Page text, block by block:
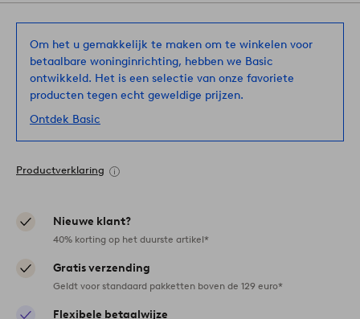
Om het u gemakkelijk te maken om te winkelen voor
betaalbare woninginrichting, hebben we Basic
ontwikkeld. Het is een selectie van onze favoriete
producten tegen echt geweldige prijzen.
Ontdek Basic
Productverklaring
Nieuwe klant?
40% korting op het duurste artikel*
Gratis verzending
Geldt voor standaard pakketten boven de 129 euro*
Flexibele betaalwijze